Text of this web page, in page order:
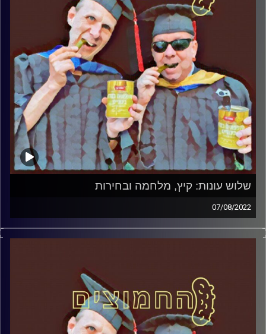
שלוש עונות: קיץ, מלחמה ובחירות
07/08/2022
המערכת הפוליטית על ספת הפסיכולוג, עם פרופסור בועז בן-
דוד ופרופסור גלעד הירשברגר